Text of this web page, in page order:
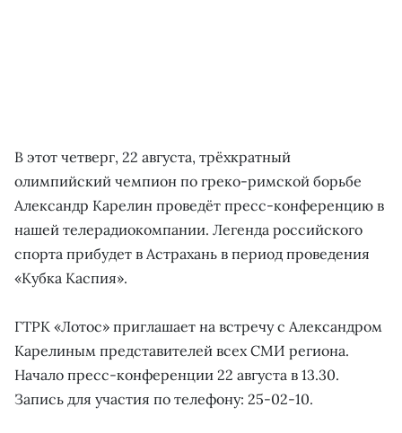
В этот четверг, 22 августа, трёхкратный
олимпийский чемпион по греко-римской борьбе
Александр Карелин проведёт пресс-конференцию в
нашей телерадиокомпании. Легенда российского
спорта прибудет в Астрахань в период проведения
«Кубка Каспия».
ГТРК «Лотос» приглашает на встречу с Александром
Карелиным представителей всех СМИ региона.
Начало пресс-конференции 22 августа в 13.30.
Запись для участия по телефону: 25-02-10.